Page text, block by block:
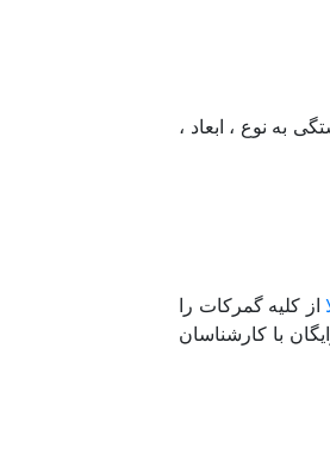
به نوع ، ابعاد ،
از کلیه گمرکات را
با کارشناسان